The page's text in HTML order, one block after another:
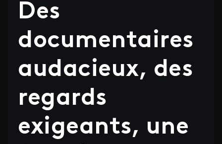
Des
documentaires
audacieux, des
regards
exigeants, une